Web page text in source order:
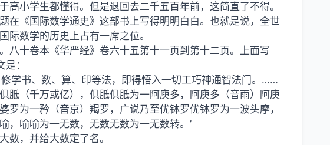
小学生都懂得。但是退回去二千五百年前，这简直了不得。
在《国际数学通史》这部书上写得明明白白。也就是说，全世
际数学的历史上占有一席之位。
八十卷本《华严经》卷六十五第十一页到第十二页。上面写
：
学书、数、算、印等法，即得悟入一切工巧神通智法门。……
胝（千万或亿），俱胝俱胝为一阿庾多，阿庾多（音雨）阿庾
为一矜（音京）羯罗，广说乃至优钵罗优钵罗为一波头摩，
，喻喻为一无数，无数无数为一无数转。’
数，并给大数定了名。